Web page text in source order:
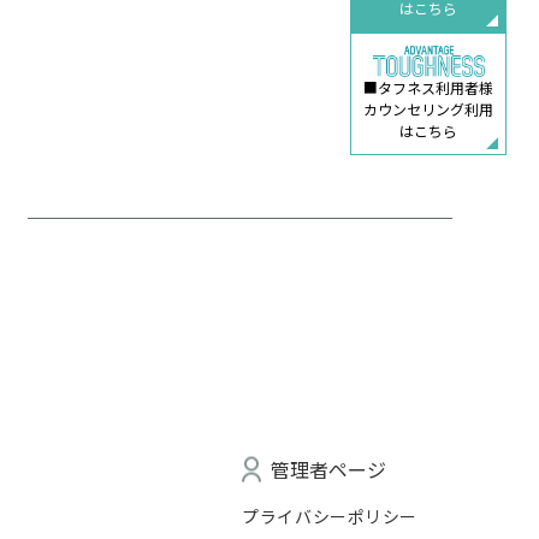
管理者ページ
プライバシーポリシー
はこちら
■タフネス利用者様
カウンセリング利用
はこちら